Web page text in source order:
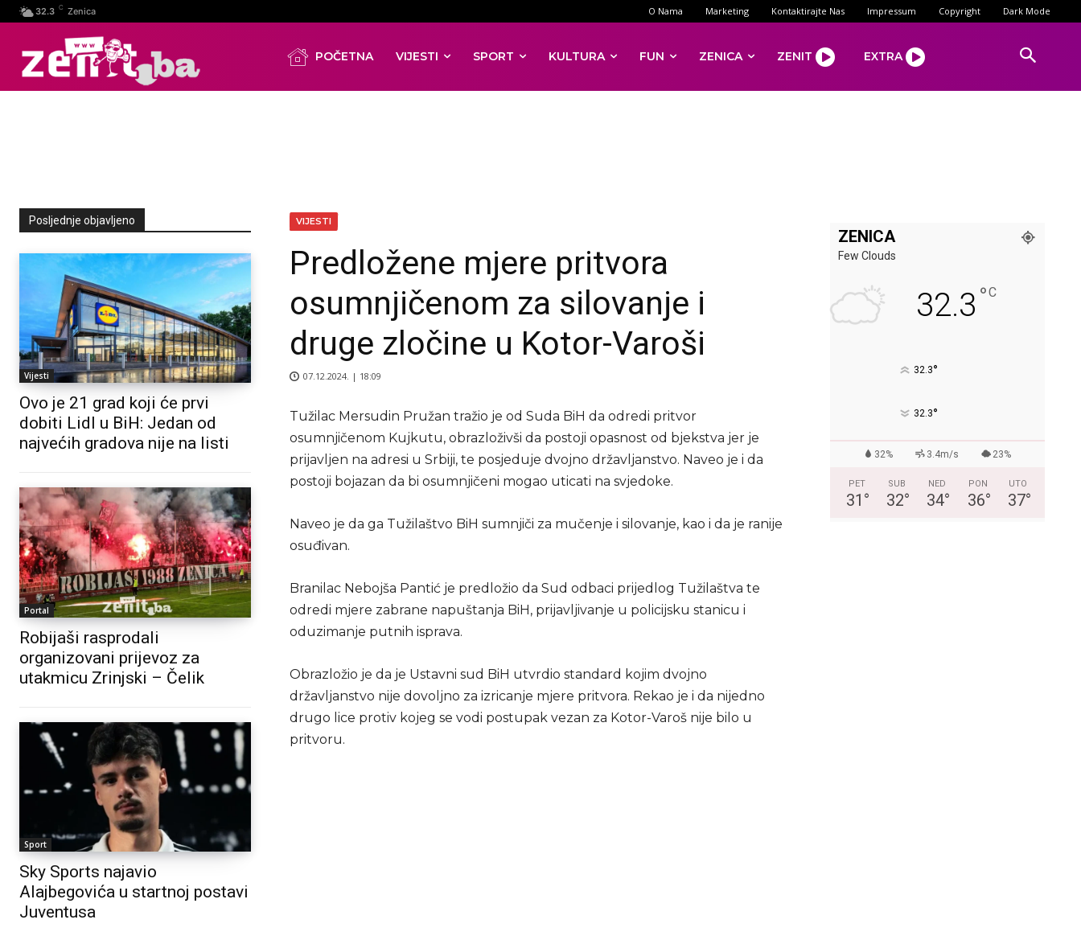
32.3 C Zenica O Nama Marketing Kontaktirajte Nas Impressum Copyright Dark Mode
POČETNA VIJESTI SPORT KULTURA FUN ZENICA ZENIT EXTRA
Posljednje objavljeno
Vijesti
Ovo je 21 grad koji će prvi
dobiti Lidl u BiH: Jedan od
najvećih gradova nije na listi
Portal
Robijaši rasprodali
organizovani prijevoz za
utakmicu Zrinjski – Čelik
Sport
Sky Sports najavio
Alajbegovića u startnoj postavi
Juventusa
VIJESTI
Predložene mjere pritvora
osumnjičenom za silovanje i
druge zločine u Kotor-Varoši
07.12.2024. | 18:09
Tužilac Mersudin Pružan tražio je od Suda BiH da odredi pritvor
osumnjičenom Kujkutu, obrazloživši da postoji opasnost od bjekstva jer je
prijavljen na adresi u Srbiji, te posjeduje dvojno državljanstvo. Naveo je i da
postoji bojazan da bi osumnjičeni mogao uticati na svjedoke.
Naveo je da ga Tužilaštvo BiH sumnjiči za mučenje i silovanje, kao i da je ranije
osuđivan.
Branilac Nebojša Pantić je predložio da Sud odbaci prijedlog Tužilaštva te
odredi mjere zabrane napuštanja BiH, prijavljivanje u policijsku stanicu i
oduzimanje putnih isprava.
Obrazložio je da je Ustavni sud BiH utvrdio standard kojim dvojno
državljanstvo nije dovoljno za izricanje mjere pritvora. Rekao je i da nijedno
drugo lice protiv kojeg se vodi postupak vezan za Kotor-Varoš nije bilo u
pritvoru.
ZENICA
Few Clouds
32.3 °C
32.3°
32.3°
32% 3.4m/s 23%
PET
31 °
SUB
32°
NED
34°
PON
36°
UTO
37°